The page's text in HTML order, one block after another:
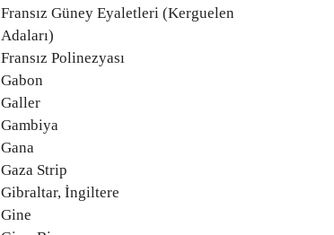
Fransız Güney Eyaletleri (Kerguelen
Adaları)
Fransız Polinezyası
Gabon
Galler
Gambiya
Gana
Gaza Strip
Gibraltar, İngiltere
Gine